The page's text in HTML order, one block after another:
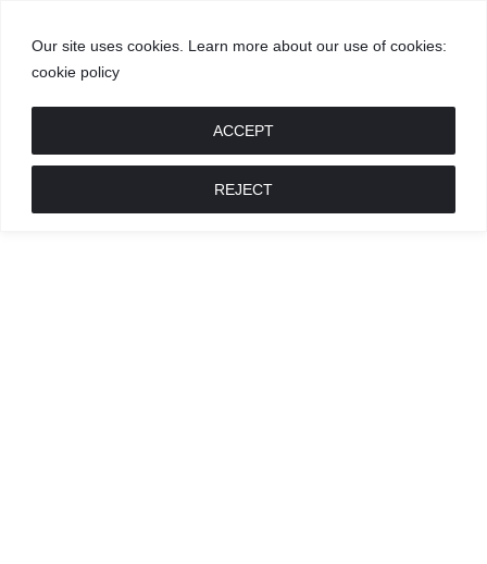
Our site uses cookies. Learn more about our use of cookies:
cookie policy
REJECT
ACCEPT
GROŽIS
MADA